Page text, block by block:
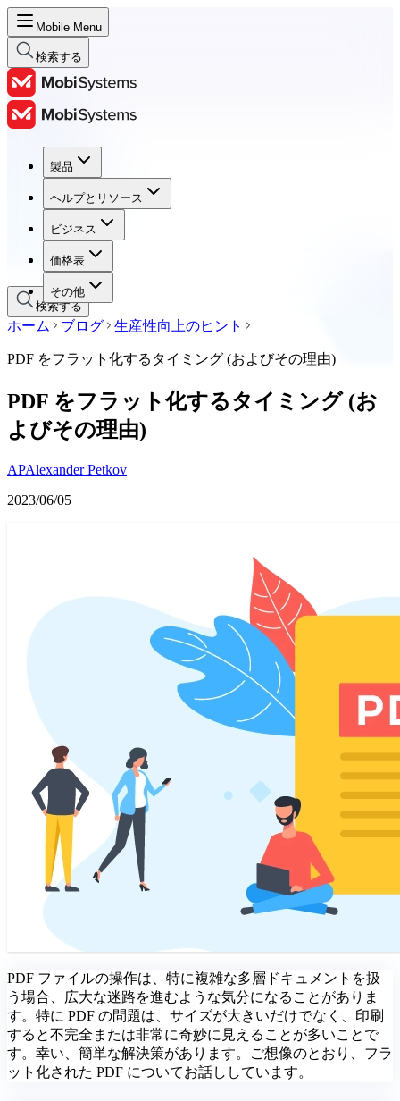
Mobile Menu
検索する
製品
ヘルプとリソース
ビジネス
価格表
その他
製品
ヘルプとリソース
ビジネス
価格表
検索する
ホーム ブログ 生産性向上のヒント
PDF をフラット化するタイミング (およびその理由)
PDF をフラット化するタイミング (お
よびその理由)
APAlexander Petkov
2023/06/05
PDF ファイルの操作は、特に複雑な多層ドキュメントを扱
う場合、広大な迷路を進むような気分になることがありま
す。特に PDF の問題は、サイズが大きいだけでなく、印刷
すると不完全または非常に奇妙に見えることが多いことで
す。幸い、簡単な解決策があります。ご想像のとおり、フラ
ット化された PDF についてお話ししています。